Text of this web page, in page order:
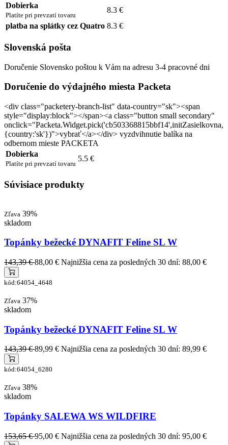
Dobierka
Platíte pri prevzatí tovaru
8.3 €
platba na splátky cez Quatro 8.3 €
Slovenská pošta
Doručenie Slovensko poštou k Vám na adresu 3-4 pracovné dni
Doručenie do výdajného miesta Packeta
<div class="packetery-branch-list" data-country="sk"><span
style="display:block"></span><a class="button small secondary"
onclick="Packeta.Widget.pick('cb503368815bbf14',initZasielkovna,
{country:'sk'})">vybrať</a></div> vyzdvihnutie balíka na
odbernom mieste PACKETA
Dobierka
Platíte pri prevzatí tovaru
5.5 €
Súvisiace produkty
Zľava 39%
skladom
Topánky bežecké DYNAFIT Feline SL W
143,39 €88,00 € Najnižšia cena za posledných 30 dní: 88,00 €
kód:64054_4648
Zľava 37%
skladom
Topánky bežecké DYNAFIT Feline SL W
143,39 €89,99 € Najnižšia cena za posledných 30 dní: 89,99 €
kód:64054_6280
Zľava 38%
skladom
Topánky SALEWA WS WILDFIRE
153,65 €95,00 € Najnižšia cena za posledných 30 dní: 95,00 €